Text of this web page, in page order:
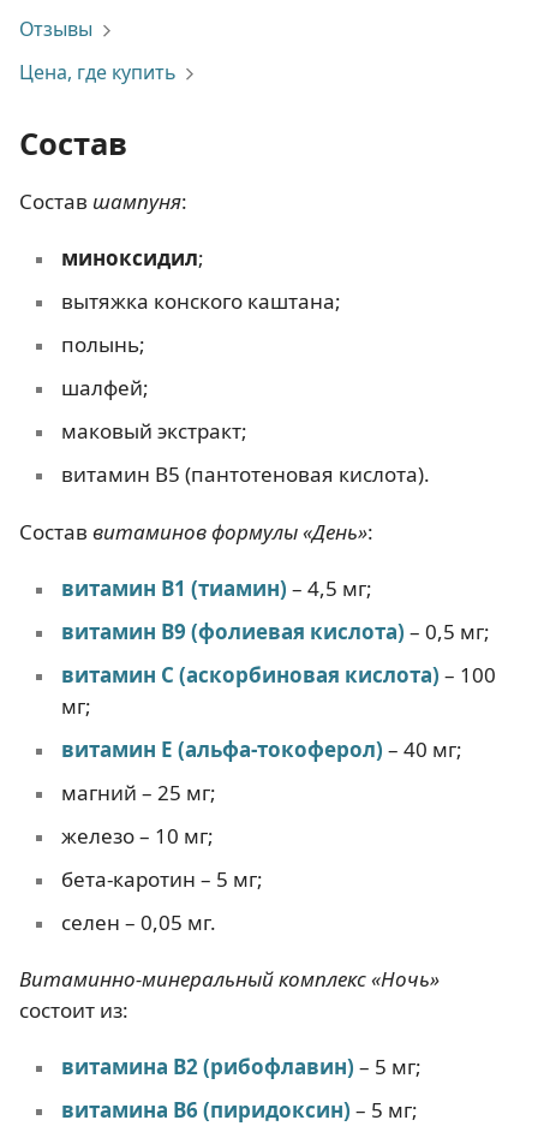
Отзывы
Цена, где купить
Состав
Состав шампуня:
миноксидил;
вытяжка конского каштана;
полынь;
шалфей;
маковый экстракт;
витамин В5 (пантотеновая кислота).
Состав витаминов формулы «День»:
витамин В1 (тиамин) – 4,5 мг;
витамин В9 (фолиевая кислота) – 0,5 мг;
витамин С (аскорбиновая кислота) – 100
мг;
витамин Е (альфа-токоферол) – 40 мг;
магний – 25 мг;
железо – 10 мг;
бета-каротин – 5 мг;
селен – 0,05 мг.
Витаминно-минеральный комплекс «Ночь»
состоит из:
витамина В2 (рибофлавин) – 5 мг;
витамина В6 (пиридоксин) – 5 мг;